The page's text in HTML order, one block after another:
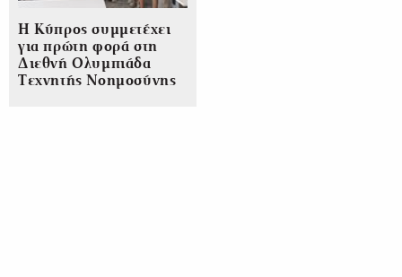
Η Κύπρος συμμετέχει
για πρώτη φορά στη
Διεθνή Ολυμπιάδα
Τεχνητής Νοημοσύνης